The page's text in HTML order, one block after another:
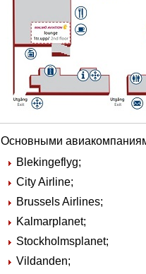
Основными
Blekingeflyg;
City Airline;
Brussels Airlines;
Kalmarplanet;
Stockholmsplanet;
Vildanden;